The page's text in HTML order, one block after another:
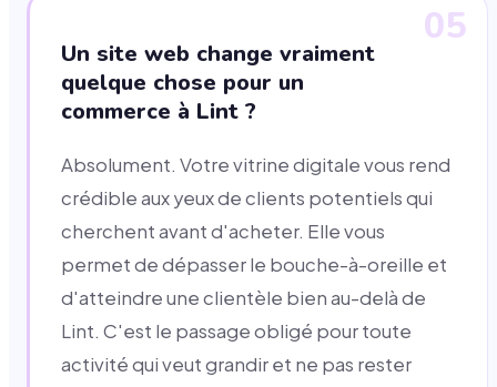
05
Un site web change vraiment
quelque chose pour un
commerce à Lint ?
Absolument. Votre vitrine digitale vous rend
crédible aux yeux de clients potentiels qui
cherchent avant d'acheter. Elle vous
permet de dépasser le bouche-à-oreille et
d'atteindre une clientèle bien au-delà de
Lint. C'est le passage obligé pour toute
activité qui veut grandir et ne pas rester